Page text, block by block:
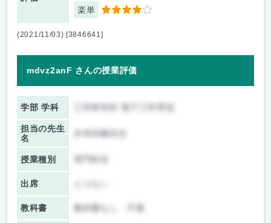
楽単 4
(2021/11/03) [3846641]
mdvz2anF さんの授業評価
学部 学科
担当の先生
名
木本恒暢先生
授業種別
出席
教科書 教科書なし・不要